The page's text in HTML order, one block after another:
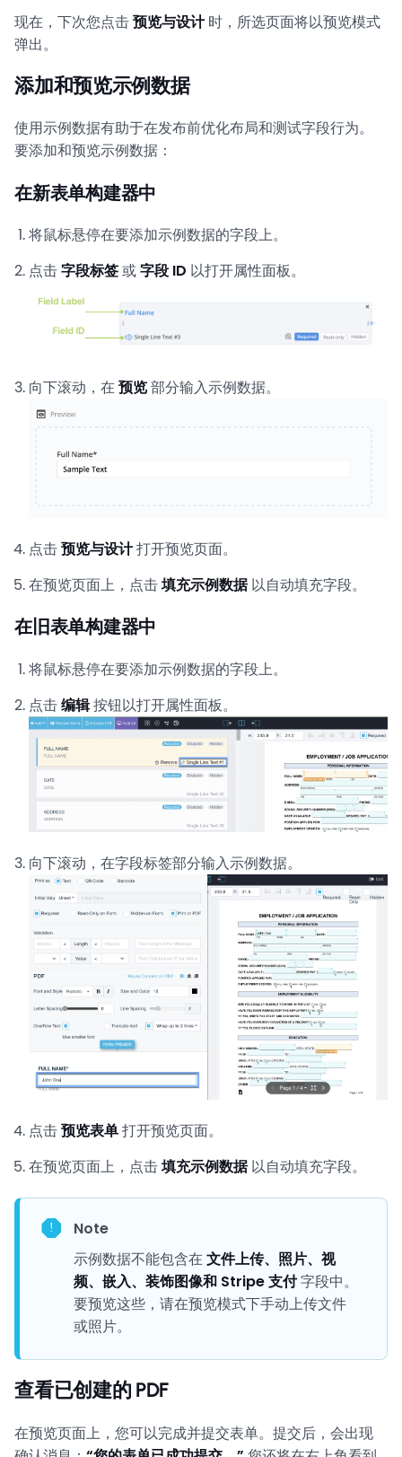
现在，下次您点击预览与设计时，所选页面将以预览模式
弹出。
添加和预览示例数据
使用示例数据有助于在发布前优化布局和测试字段行为。
要添加和预览示例数据：
在新表单构建器中
将鼠标悬停在要添加示例数据的字段上。
点击字段标签或字段 ID 以打开属性面板。
向下滚动，在预览部分输入示例数据。
点击预览与设计打开预览页面。
在预览页面上，点击填充示例数据以自动填充字段。
在旧表单构建器中
将鼠标悬停在要添加示例数据的字段上。
点击编辑按钮以打开属性面板。
向下滚动，在字段标签部分输入示例数据。
点击预览表单打开预览页面。
在预览页面上，点击填充示例数据以自动填充字段。
Note
示例数据不能包含在文件上传、照片、视
频、嵌入、装饰图像和 Stripe 支付字段中。
要预览这些，请在预览模式下手动上传文件
或照片。
查看已创建的 PDF
在预览页面上，您可以完成并提交表单。提交后，会出现